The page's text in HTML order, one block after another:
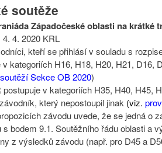
soutěže
Západočeské oblasti na krátké
4. 2020 KRL
kteří se přihlásí v souladu s
kategoriích H16, H18, H20, H21,
Sekce OB 2020)
postupuje v kategoriích H35, H40, H45,
který nepostoupil jinak (viz.
závodu uvede, že se jedná o
bodem 9.1. Soutěžního řádu oblasti a
z výsledků závodu (např. pro D45 a